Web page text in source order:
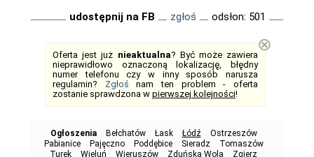
udostępnij na FB zgłoś odsłon: 501
Oferta jest już nieaktualna? Być może zawiera
nieprawidłowo oznaczoną lokalizację, błędny
numer telefonu czy w inny sposób narusza
regulamin? Zgłoś nam ten problem - oferta
zostanie sprawdzona w pierwszej kolejności!
⊗
Ogłoszenia Bełchatów Łask Łódź
Ostrzeszów
Pabianice
Pajęczno Poddębice Sieradz
Tomaszów
Turek
Wieluń Wieruszów Zduńska Wola Zgierz